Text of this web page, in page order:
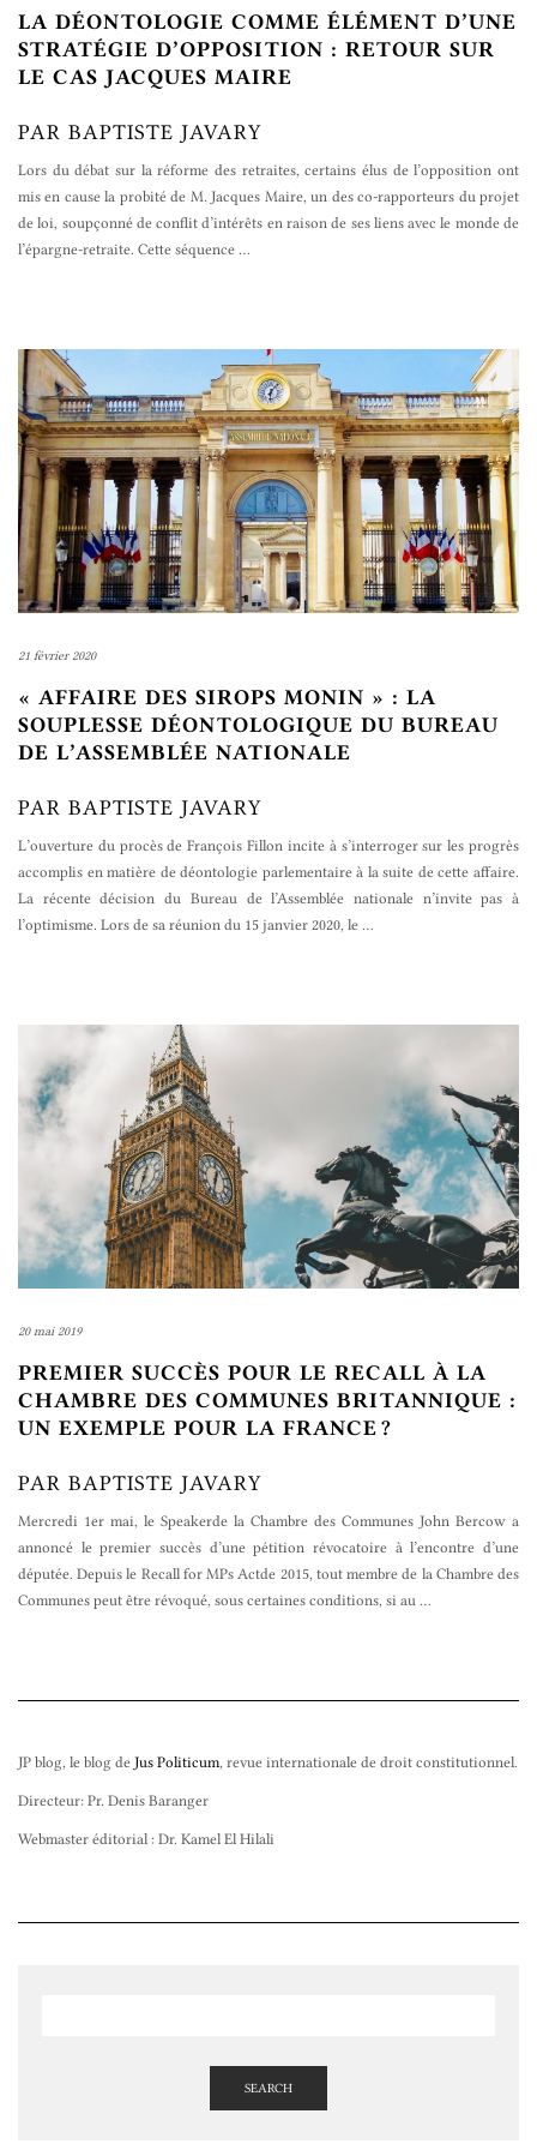
LA DÉONTOLOGIE COMME ÉLÉMENT D’UNE
STRATÉGIE D’OPPOSITION : RETOUR SUR
LE CAS JACQUES MAIRE
PAR BAPTISTE JAVARY
Lors du débat sur la réforme des retraites, certains élus de l’opposition ont
mis en cause la probité de M. Jacques Maire, un des co-rapporteurs du projet
de loi, soupçonné de conflit d’intérêts en raison de ses liens avec le monde de
l’épargne-retraite. Cette séquence …
21 février 2020
« AFFAIRE DES SIROPS MONIN » : LA
SOUPLESSE DÉONTOLOGIQUE DU BUREAU
DE L’ASSEMBLÉE NATIONALE
PAR BAPTISTE JAVARY
L’ouverture du procès de François Fillon incite à s’interroger sur les progrès
accomplis en matière de déontologie parlementaire à la suite de cette affaire.
La récente décision du Bureau de l’Assemblée nationale n’invite pas à
l’optimisme. Lors de sa réunion du 15 janvier 2020, le …
20 mai 2019
PREMIER SUCCÈS POUR LE RECALL À LA
CHAMBRE DES COMMUNES BRITANNIQUE :
UN EXEMPLE POUR LA FRANCE ?
PAR BAPTISTE JAVARY
Mercredi 1er mai, le Speakerde la Chambre des Communes John Bercow a
annoncé le premier succès d’une pétition révocatoire à l’encontre d’une
députée. Depuis le Recall for MPs Actde 2015, tout membre de la Chambre des
Communes peut être révoqué, sous certaines conditions, si au …
JP blog, le blog de Jus Politicum, revue internationale de droit constitutionnel.
Directeur: Pr. Denis Baranger
Webmaster éditorial : Dr. Kamel El Hilali
SEARCH